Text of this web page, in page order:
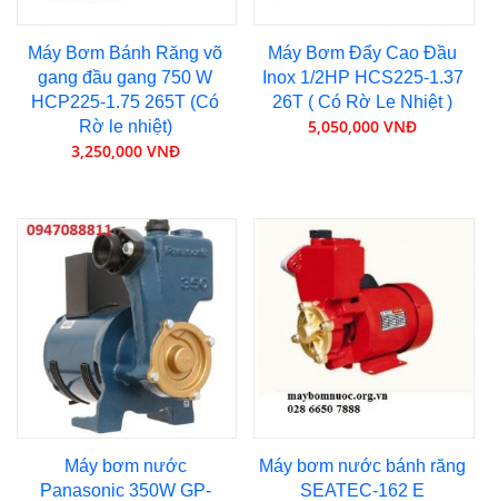
Máy Bơm Bánh Răng võ
gang đầu gang 750 W
HCP225-1.75 265T (Có
Rờ le nhiệt)
3,250,000 VNĐ
Máy Bơm Đẩy Cao Đầu
Inox 1/2HP HCS225-1.37
26T ( Có Rờ Le Nhiệt )
5,050,000 VNĐ
Máy bơm nước
Panasonic 350W GP-
Máy bơm nước bánh răng
SEATEC-162 E